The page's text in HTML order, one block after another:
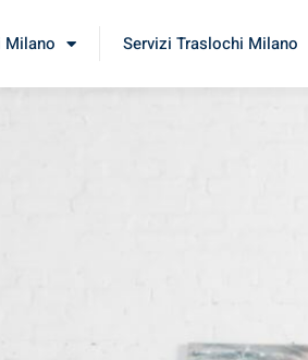
Milano Servizi Traslochi Milano